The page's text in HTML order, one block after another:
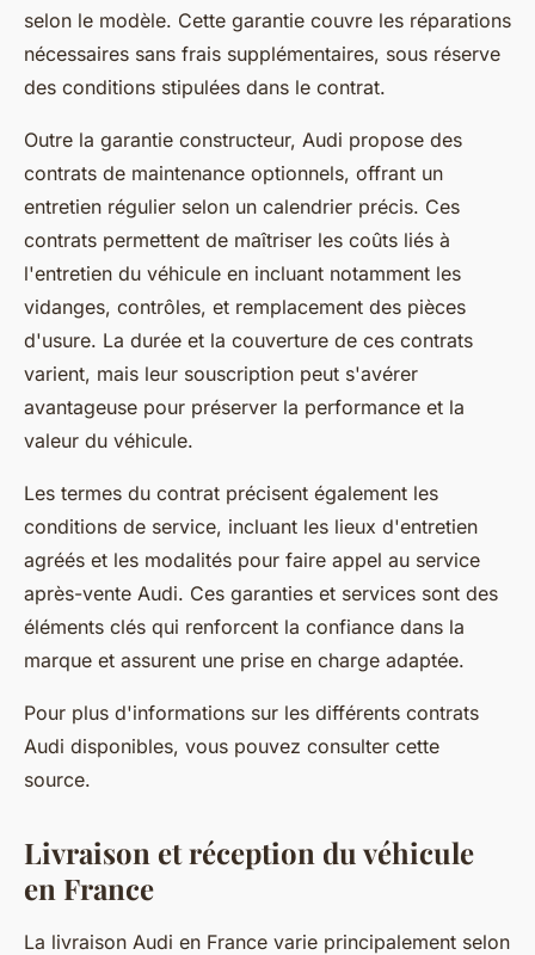
selon le modèle. Cette garantie couvre les réparations
nécessaires sans frais supplémentaires, sous réserve
des conditions stipulées dans le contrat.
Outre la garantie constructeur, Audi propose des
contrats de maintenance optionnels, offrant un
entretien régulier selon un calendrier précis. Ces
contrats permettent de maîtriser les coûts liés à
l'entretien du véhicule en incluant notamment les
vidanges, contrôles, et remplacement des pièces
d'usure. La durée et la couverture de ces contrats
varient, mais leur souscription peut s'avérer
avantageuse pour préserver la performance et la
valeur du véhicule.
Les termes du contrat précisent également les
conditions de service, incluant les lieux d'entretien
agréés et les modalités pour faire appel au service
après-vente Audi. Ces garanties et services sont des
éléments clés qui renforcent la confiance dans la
marque et assurent une prise en charge adaptée.
Pour plus d'informations sur les différents contrats
Audi disponibles, vous pouvez consulter cette
source.
Livraison et réception du véhicule
en France
La livraison Audi en France varie principalement selon